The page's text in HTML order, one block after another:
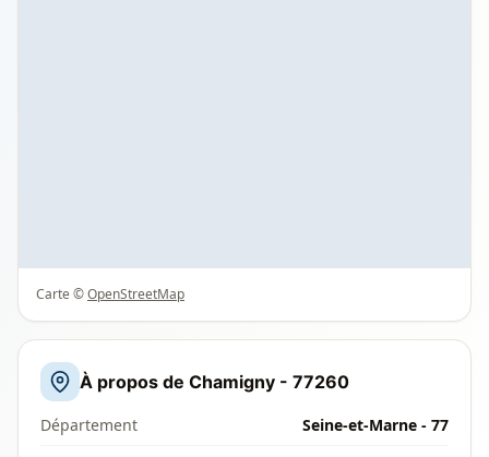
Carte ©OpenStreetMap
À propos de Chamigny - 77260
Département Seine-et-Marne - 77